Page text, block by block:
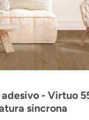
- Virtuo
sincrona